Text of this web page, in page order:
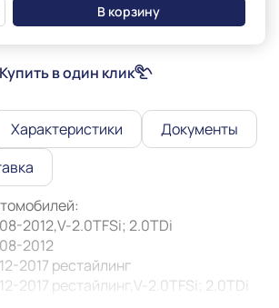
В корзину
Купить в один клик
Характеристики
Документы
2012,V-2.0TFSi; 2.0TDi
2012
2017 рестайлинг
2017 рестайлинг,V-2.0TFSi; 2.0TDi